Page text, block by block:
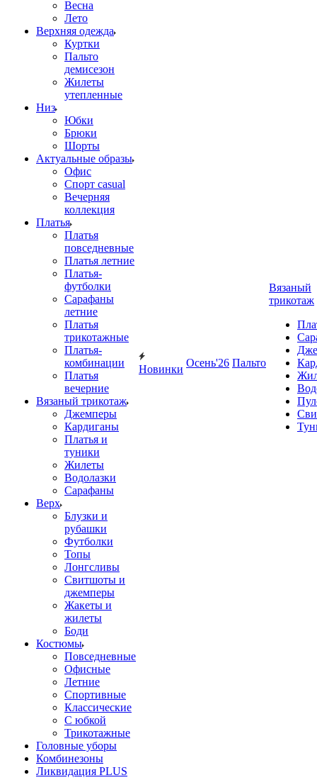
Весна
Лето
Верхняя одежда
Куртки
Пальто
демисезон
Жилеты
утепленные
Низ
Юбки
Брюки
Шорты
Актуальные образы
Офис
Спорт casual
Вечерняя
коллекция
Платья
Платья
повседневные
Платья летние
Платья-
футболки
Сарафаны
летние
Платья
трикотажные
Платья-
комбинации
Платья
вечерние
Вязаный трикотаж
Джемперы
Кардиганы
Платья и
туники
Жилеты
Водолазки
Сарафаны
Верх
Блузки и
рубашки
Футболки
Топы
Лонгсливы
Свитшоты и
джемперы
Жакеты и
жилеты
Боди
Костюмы
Повседневные
Офисные
Летние
Спортивные
Классические
С юбкой
Трикотажные
Головные уборы
Комбинезоны
Ликвидация PLUS
Новинки
Осень'26 Пальто
Вязаный
трикотаж